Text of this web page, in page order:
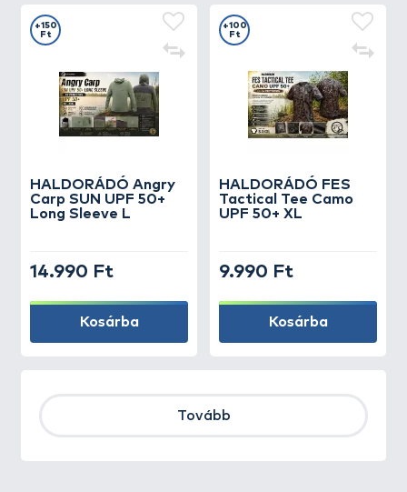
HALDORÁDÓ Angry
Carp SUN UPF 50+
Long Sleeve L
+150
Ft
14.990 Ft
Kosárba
HALDORÁDÓ FES
Tactical Tee Camo
UPF 50+ XL
+100
Ft
9.990 Ft
Kosárba
Tovább